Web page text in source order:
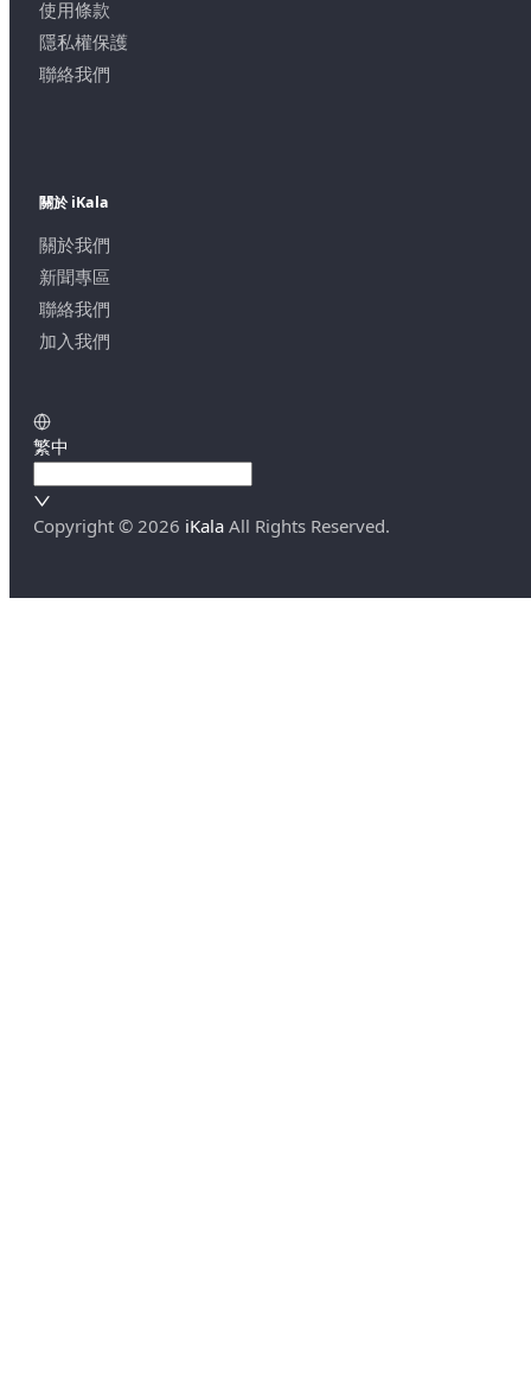
使用條款
隱私權保護
聯絡我們
關於 iKala
關於我們
新聞專區
聯絡我們
加入我們
繁中
Copyright © 2026 iKala All Rights Reserved.